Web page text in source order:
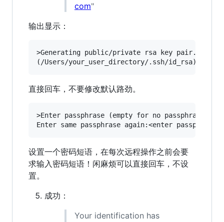
com"
输出显示：
>Generating public/private rsa key pair.
直接回车，不要修改默认路劲。
>Enter passphrase (empty for no
设置一个密码短语，在每次远程操作之前会要
求输入密码短语！闲麻烦可以直接回车，不设
置。
成功：
Your identification has